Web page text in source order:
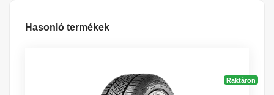
Hasonló termékek
Raktáron